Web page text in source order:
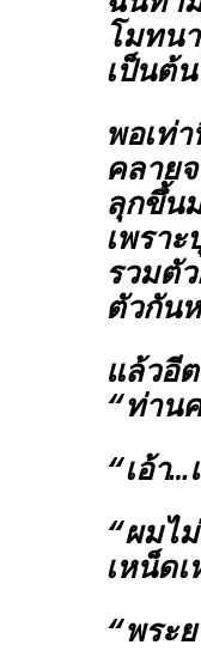
โมทน
เป็นต้
พอเท่
คลาย
ลุกขึ้น
เพรา
รวมตั
ตัวกัน
แล้วอี
“ท่าน
“เอ้า
“ผมไ
เหน็ดเ
“พระ